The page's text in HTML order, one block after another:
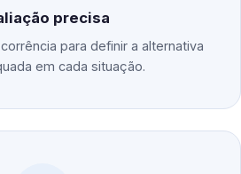
precisa
para definir a alternativa
em cada situação.